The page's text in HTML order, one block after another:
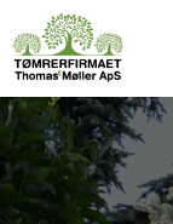
til
hovedindhold